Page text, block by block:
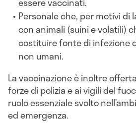
Personale che, per motivi di
con animali (suini e volatili)
costituire fonte di infezione
non umani.
La vaccinazione è inoltre
forze di polizia e ai vigili del
ruolo essenziale svolto
ed emergenza.